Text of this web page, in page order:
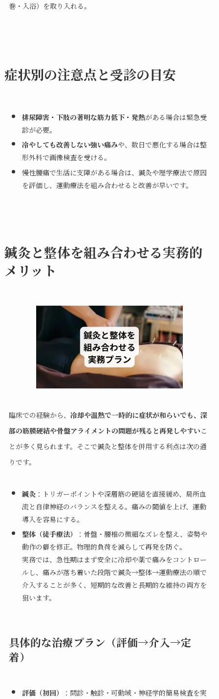
巻・入浴）を取り入れる。
症状別の注意点と受診の目安
排尿障害・下肢の著明な筋力低下・発熱がある場合は緊急受
診が必要。
冷やしても改善しない強い痛みや、数日で悪化する場合は整
形外科で画像検査を受ける。
慢性腰痛で生活に支障がある場合は、鍼灸や理学療法で原因
を評価し、運動療法を組み合わせると改善が早いです。
鍼灸と整体を組み合わせる実務的
メリット
臨床での経験から、 冷却や温熱で一時的に症状が和らいでも、深
部の筋膜硬結や骨盤アライメントの問題が残ると再発しやすい こ
とが多く見られます。そこで鍼灸と整体を併用する利点は次の通
りです。
鍼灸：トリガーポイントや深層筋の硬結を直接緩め、局所血
流と自律神経のバランスを整える。痛みの閾値を上げ、運動
導入を容易にする。
整体（徒手療法）
：骨盤・腰椎の微細なズレを整え、姿勢や
動作の癖を修正。物理的負荷を減らして再発を防ぐ。
実務では、急性期はまず安全に冷却や薬で痛みをコントロー
ルし、痛みが落ち着いた段階で鍼灸→整体→運動療法の順で
介入することが多く、短期的な改善と長期的な維持の両方を
狙います。
具体的な治療プラン（評価→介入→定
着）
評価（初回）
：問診・触診・可動域・神経学的簡易検査を実